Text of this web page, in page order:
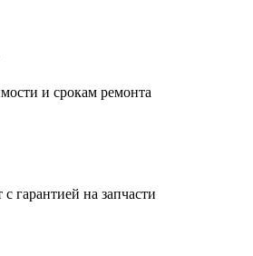
и срокам ремонта
гарантией на запчасти